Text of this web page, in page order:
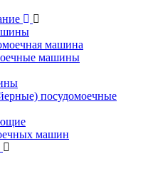
машина
машины
посудомоечные
машин